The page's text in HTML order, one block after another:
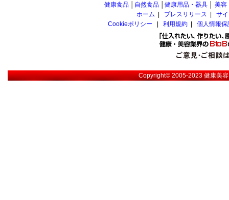
健康食品 自然食品 健康用品・器具 美容
ホーム
プレスリリース
サ
Cookieポリシー
利用規約 個人情報
Copyright© 2005-2023健康美